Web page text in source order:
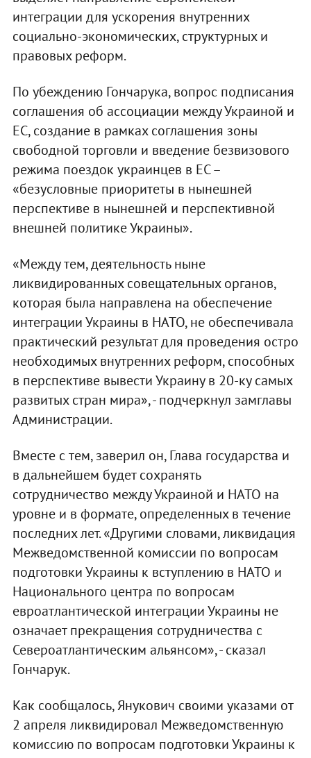
интеграции для ускорения внутренних
социально-экономических, структурных и
правовых реформ.
По убеждению Гончарука, вопрос подписания
соглашения об ассоциации между Украиной и
ЕС, создание в рамках соглашения зоны
свободной торговли и введение безвизового
режима поездок украинцев в ЕС –
«безусловные приоритеты в нынешней
перспективе в нынешней и перспективной
внешней политике Украины».
«Между тем, деятельность ныне
ликвидированных совещательных органов,
которая была направлена на обеспечение
интеграции Украины в НАТО, не обеспечивала
практический результат для проведения остро
необходимых внутренних реформ, способных
в перспективе вывести Украину в 20-ку самых
развитых стран мира», - подчеркнул замглавы
Администрации.
Вместе с тем, заверил он, Глава государства и
в дальнейшем будет сохранять
сотрудничество между Украиной и НАТО на
уровне и в формате, определенных в течение
последних лет. «Другими словами, ликвидация
Межведомственной комиссии по вопросам
подготовки Украины к вступлению в НАТО и
Национального центра по вопросам
евроатлантической интеграции Украины не
означает прекращения сотрудничества с
Североатлантическим альянсом», - сказал
Гончарук.
Как сообщалось, Янукович своими указами от
2 апреля ликвидировал Межведомственную
комиссию по вопросам подготовки Украины к